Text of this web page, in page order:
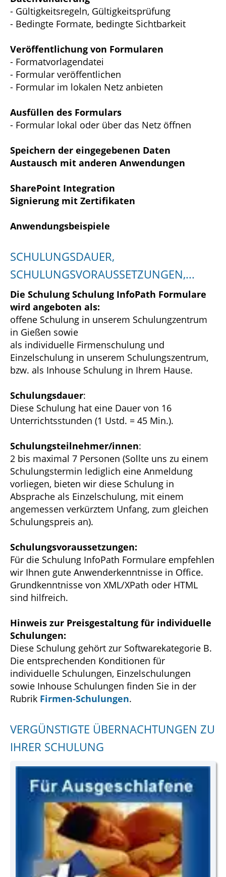
- Gültigkeitsregeln, Gültigkeitsprüfung
- Bedingte Formate, bedingte Sichtbarkeit
Veröffentlichung von Formularen
- Formatvorlagendatei
- Formular veröffentlichen
- Formular im lokalen Netz anbieten
Ausfüllen des Formulars
- Formular lokal oder über das Netz öffnen
Speichern der eingegebenen Daten
Austausch mit anderen Anwendungen
SharePoint Integration
Signierung mit Zertifikaten
Anwendungsbeispiele
SCHULUNGSDAUER,
SCHULUNGSVORAUSSETZUNGEN,...
Die Schulung Schulung InfoPath Formulare
wird angeboten als:
offene Schulung in unserem Schulungzentrum
in Gießen sowie
als individuelle Firmenschulung und
Einzelschulung in unserem Schulungszentrum,
bzw. als Inhouse Schulung in Ihrem Hause.
Schulungsdauer:
Diese Schulung hat eine Dauer von 16
Unterrichtsstunden (1 Ustd. = 45 Min.).
Schulungsteilnehmer/innen:
2 bis maximal 7 Personen (Sollte uns zu einem
Schulungstermin lediglich eine Anmeldung
vorliegen, bieten wir diese Schulung in
Absprache als Einzelschulung, mit einem
angemessen verkürztem Unfang, zum gleichen
Schulungspreis an).
Schulungsvoraussetzungen:
Für die Schulung InfoPath Formulare empfehlen
wir Ihnen gute Anwenderkenntnisse in Office.
Grundkenntnisse von XML/XPath oder HTML
sind hilfreich.
Hinweis zur Preisgestaltung für individuelle
Schulungen:
Diese Schulung gehört zur Softwarekategorie B.
Die entsprechenden Konditionen für
individuelle Schulungen, Einzelschulungen
sowie Inhouse Schulungen finden Sie in der
Rubrik Firmen-Schulungen.
VERGÜNSTIGTE ÜBERNACHTUNGEN ZU
IHRER SCHULUNG